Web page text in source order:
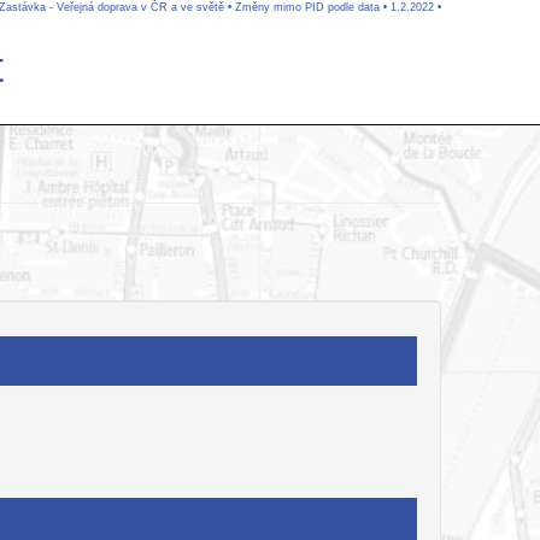
- Veřejná doprava v ČR a ve světě• Změny mimo PID podle data• 1.2.2022•